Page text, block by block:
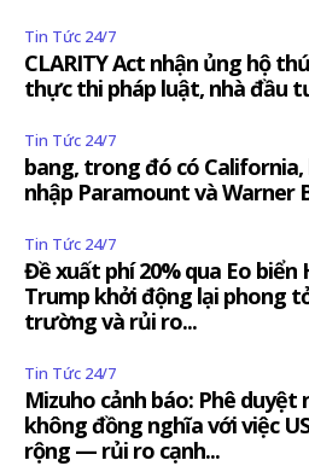
Tin Tức 24/7
CLARITY Act nhận ủng hộ
thực thi pháp luật, nhà đầu
Tin Tức 24/7
bang, trong đó có California,
nhập Paramount và Warner
Tin Tức 24/7
Đề xuất phí 20% qua Eo biển
Trump khởi động lại phong
trường và rủi ro...
Tin Tức 24/7
Mizuho cảnh báo: Phê duyệt
không đồng nghĩa với việc
rộng — rủi ro cạnh...